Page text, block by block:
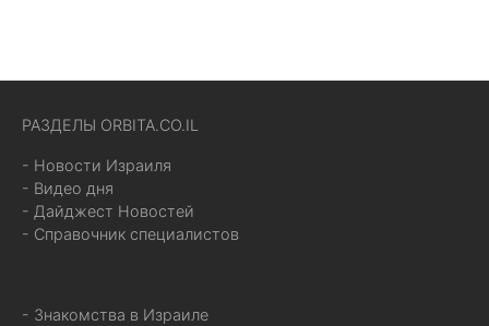
РАЗДЕЛЫ ORBITA.CO.IL
- Новости Израиля
- Видео дня
- Дайджест Новостей
- Справочник специалистов
- Знакомства в Израиле